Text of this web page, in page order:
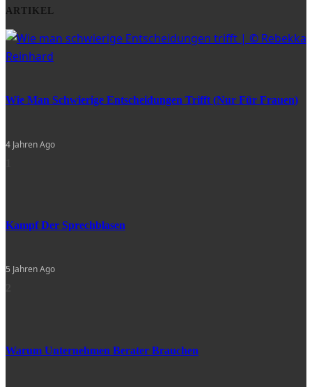
ARTIKEL
Wie Man Schwierige Entscheidungen Trifft (nur Für Frauen)
4 Jahren Ago
Kampf Der Sprechblasen
5 Jahren Ago
Warum Unternehmen Berater Brauchen